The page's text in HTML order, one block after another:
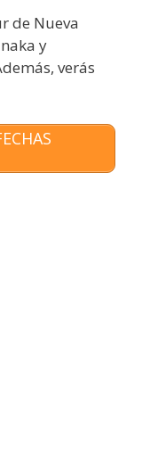
de Nueva
y
verás